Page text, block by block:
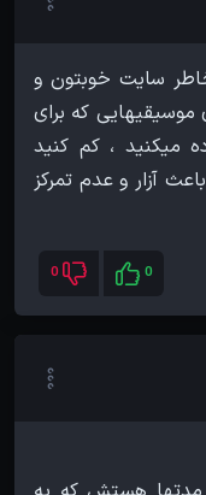
سایت خوبتون و
موسیقیهایی که برای
میکنید ، کم کنید
آزار و عدم تمرکز
0
0